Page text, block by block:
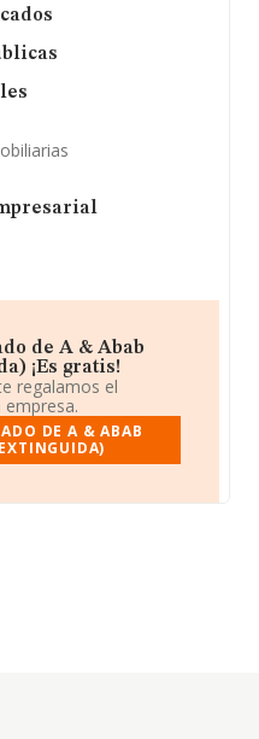
de A & Abab
¡Es gratis!
regalamos el
DE A & ABAB